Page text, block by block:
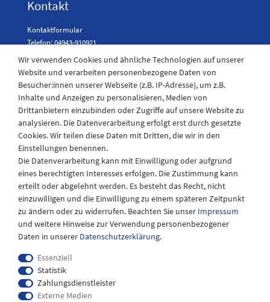
Kontakt
Kontaktformular
Telefon: 04943-910921
Laden Öffnungszeiten
Montag - Freitag
08:30 - 12:30 und 13.00 - 17.30 Uhr
Samstags
08:30 bis 12:30 Uhr
Wir verwenden Cookies und ähnliche Technologien auf unserer
Website und verarbeiten personenbezogene Daten von
Besucher:innen unserer Webseite (z.B. IP-Adresse), um z.B.
Inhalte und Anzeigen zu personalisieren, Medien von
Drittanbietern einzubinden oder Zugriffe auf unsere Website zu
analysieren. Die Datenverarbeitung erfolgt erst durch gesetzte
Cookies. Wir teilen diese Daten mit Dritten, die wir in den
Einstellungen benennen.
Die Datenverarbeitung kann mit Einwilligung oder aufgrund
eines berechtigten Interesses erfolgen. Die Zustimmung kann
erteilt oder abgelehnt werden. Es besteht das Recht, nicht
einzuwilligen und die Einwilligung zu einem späteren Zeitpunkt
zu ändern oder zu widerrufen. Beachten Sie unser Impressum
und weitere Hinweise zur Verwendung personenbezogener
Daten in unserer Daten­schutz­erklärung.
Essenziell
Statistik
Zahlungsdienstleister
Externe Medien